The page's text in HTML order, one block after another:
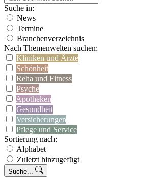
Suche in:
News
Termine
Branchenverzeichnis
Nach Themenwelten suchen:
Kliniken und Ärzte
Schönheit
Reha und Fitness
Psyche
Apotheken
Gesundheit
Versicherungen
Pflege und Service
Sortierung nach:
Alphabet
Zuletzt hinzugefügt
Suche...